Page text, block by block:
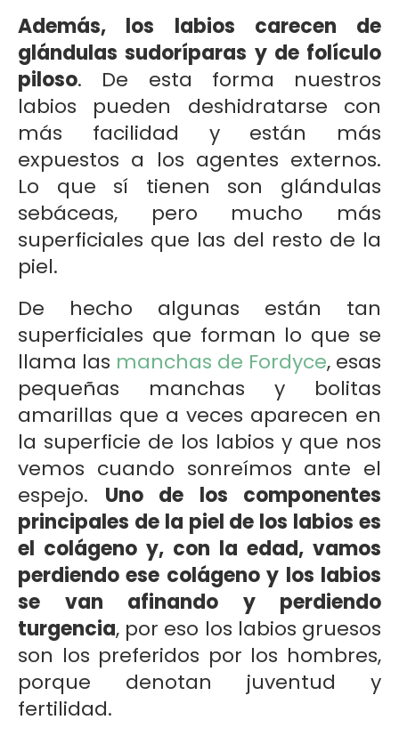
Además, los labios carecen de
glándulas sudoríparas y de folículo
piloso. De esta forma nuestros
labios pueden deshidratarse con
más facilidad y están más
expuestos a los agentes externos.
Lo que sí tienen son glándulas
sebáceas, pero mucho más
superficiales que las del resto de la
piel.
De hecho algunas están tan
superficiales que forman lo que se
llama las manchas de Fordyce, esas
pequeñas manchas y bolitas
amarillas que a veces aparecen en
la superficie de los labios y que nos
vemos cuando sonreímos ante el
espejo. Uno de los componentes
principales de la piel de los labios es
el colágeno y, con la edad, vamos
perdiendo ese colágeno y los labios
se van afinando y perdiendo
turgencia, por eso los labios gruesos
son los preferidos por los hombres,
porque denotan juventud y
fertilidad.